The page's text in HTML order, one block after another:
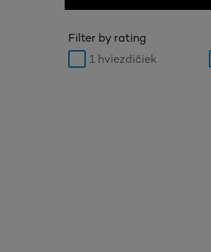
Filter by rating
1 hviezdičiek